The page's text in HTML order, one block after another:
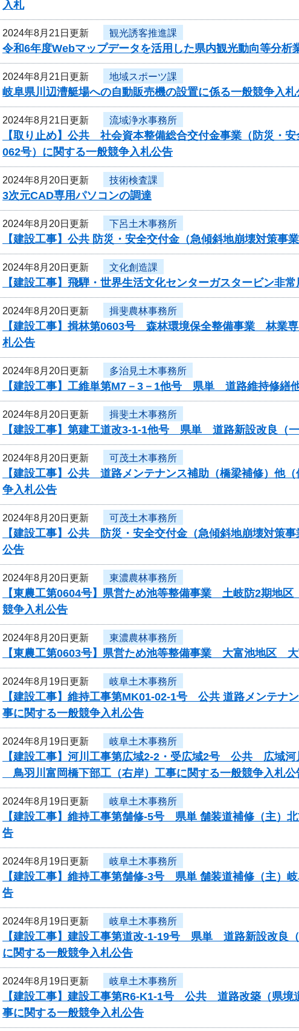
入札
2024年8月21日更新 観光誘客推進課
令和6年度Webマップデータを活用した県内観光動向等分析
2024年8月21日更新 地域スポーツ課
岐阜県川辺漕艇場への自動販売機の設置に係る一般競争入札
2024年8月21日更新 流域浄水事務所
【取り止め】公共 社会資本整備総合交付金事業（防災・
062号）に関する一般競争入札公告
2024年8月20日更新 技術検査課
3次元CAD専用パソコンの調達
2024年8月20日更新 下呂土木事務所
【建設工事】公共 防災・安全交付金（急傾斜地崩壊対策事
2024年8月20日更新 文化創造課
【建設工事】飛騨・世界生活文化センターガスタービン非
2024年8月20日更新 揖斐農林事務所
【建設工事】揖林第0603号 森林環境保全整備事業 林業
札公告
2024年8月20日更新 多治見土木事務所
【建設工事】工維単第M7－3－1他号 県単 道路維持修繕
2024年8月20日更新 揖斐土木事務所
【建設工事】第建工道改3-1-1他号 県単 道路新設改良（
2024年8月20日更新 可茂土木事務所
【建設工事】公共 道路メンテナンス補助（橋梁補修）他
争入札公告
2024年8月20日更新 可茂土木事務所
【建設工事】公共 防災・安全交付金（急傾斜地崩壊対策
公告
2024年8月20日更新 東濃農林事務所
【東農工第0604号】県営ため池等整備事業 土岐防2期地
競争入札公告
2024年8月20日更新 東濃農林事務所
【東農工第0603号】県営ため池等整備事業 大富池地区
2024年8月19日更新 岐阜土木事務所
【建設工事】維持工事第MK01-02-1号 公共 道路メンテナ
事に関する一般競争入札公告
2024年8月19日更新 岐阜土木事務所
【建設工事】河川工事第広域2-2・受広域2号 公共 広域
鳥羽川富岡橋下部工（右岸）工事に関する一般競争入札公
2024年8月19日更新 岐阜土木事務所
【建設工事】維持工事第舗修-5号 県単 舗装道補修（主）
告
2024年8月19日更新 岐阜土木事務所
【建設工事】維持工事第舗修-3号 県単 舗装道補修（主）
告
2024年8月19日更新 岐阜土木事務所
【建設工事】建設工事第道改-1-19号 県単 道路新設改良
に関する一般競争入札公告
2024年8月19日更新 岐阜土木事務所
【建設工事】建設工事第R6-K1-1号 公共 道路改築（県
事に関する一般競争入札公告